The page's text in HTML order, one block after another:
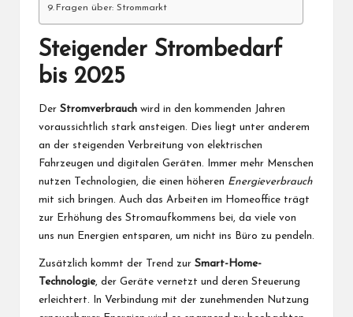
Fragen über: Strommarkt
Steigender Strombedarf
bis 2025
Der Stromverbrauch wird in den kommenden Jahren
voraussichtlich stark ansteigen. Dies liegt unter anderem
an der steigenden Verbreitung von elektrischen
Fahrzeugen und digitalen Geräten. Immer mehr Menschen
nutzen Technologien, die einen höheren Energieverbrauch
mit sich bringen. Auch das Arbeiten im Homeoffice trägt
zur Erhöhung des Stromaufkommens bei, da viele von
uns nun Energien entsparen, um nicht ins Büro zu pendeln.
Zusätzlich kommt der Trend zur Smart-Home-
Technologie, der Geräte vernetzt und deren Steuerung
erleichtert. In Verbindung mit der zunehmenden Nutzung